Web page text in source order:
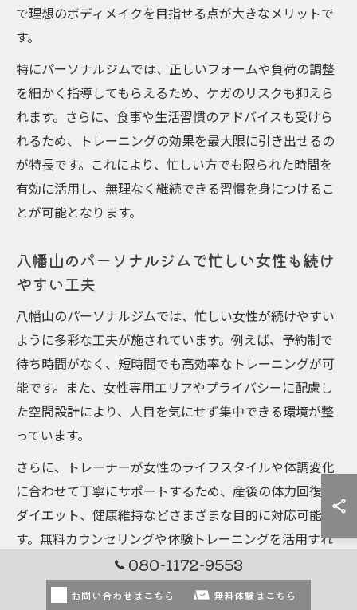
で理想のボディメイクを目指せる点が大きなメリットで
す。
特にパーソナルジムでは、正しいフォームや負荷の調整
を細かく指導してもらえるため、ケガのリスクも抑えら
れます。さらに、食事や生活習慣のアドバイスも受けら
れるため、トレーニングの効果を最大限に引き出せるの
が特長です。これにより、忙しい方でも限られた時間を
有効に活用し、無理なく継続できる習慣を身につけるこ
とが可能となります。
八幡山のパーソナルジムで忙しい女性も続け
やすい工夫
八幡山のパーソナルジムでは、忙しい女性が続けやすい
ように多彩な工夫が施されています。例えば、予約制で
待ち時間がなく、短時間でも高効率なトレーニングが可
能です。また、女性専用エリアやプライバシーに配慮し
た空間設計により、人目を気にせず集中できる環境が整
っています。
さらに、トレーナーが女性のライフスタイルや体調変化
に合わせて丁寧にサポートするため、産後の体力回復や
ダイエット、健康維持などさまざまな目的に対応可能で
す。無料カウンセリングや体験トレーニングを活用すれ
ば、自分に合うジムやトレーナーかどうかを事前に確認
でき、安心して継続しやすくなります。
080-1172-9553
お問い合わせはこちら 無料体験はこちら